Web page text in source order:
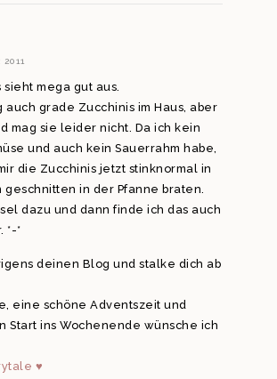
2011
sieht mega gut aus.
auch grade Zucchinis im Haus, aber
mag sie leider nicht. Da ich kein
und auch kein Sauerrahm habe,
die Zucchinis jetzt stinknormal in
geschnitten in der Pfanne braten.
dazu und dann finde ich das auch
*-*
deinen Blog und stalke dich ab
eine schöne Adventszeit und
Start ins Wochenende wünsche ich
♥